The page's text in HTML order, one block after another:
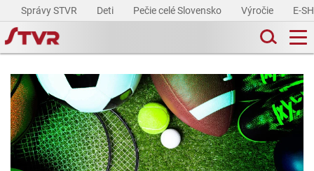
Správy STVR Deti Pečie celé Slovensko Výročie E-